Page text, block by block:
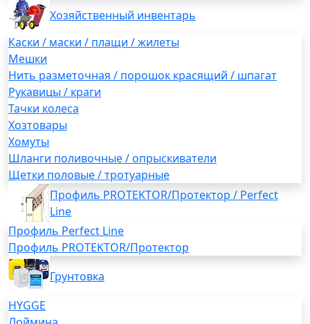
Хозяйственный инвентарь
Каски / маски / плащи / жилеты
Мешки
Нить разметочная / порошок красящий / шпагат
Рукавицы / краги
Тачки колеса
Хозтовары
Хомуты
Шланги поливочные / опрыскиватели
Щетки половые / тротуарные
Профиль PROTEKTOR/Протектор / Perfect
Line
Профиль Perfect Line
Профиль PROTEKTOR/Протектор
Грунтовка
HYGGE